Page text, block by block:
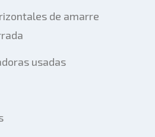
de amarre
usadas